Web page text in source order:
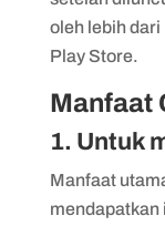
oleh lebih dari
Play Store.
Manfaat
1. Untuk
Manfaat
mendapatkan